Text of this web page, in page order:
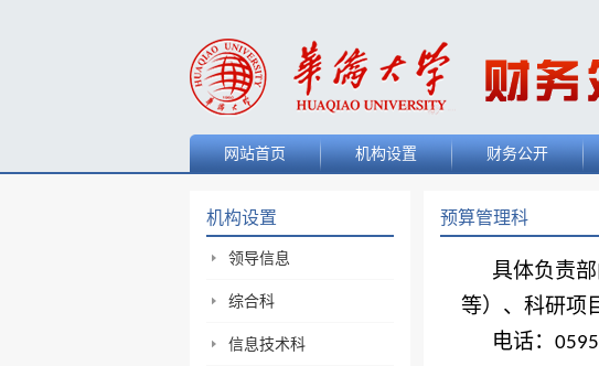
网站首页 机构设置 财务公开
机构设置
领导信息
综合科
信息技术科
预算管理科
具体负责
等）、科研项
电话：